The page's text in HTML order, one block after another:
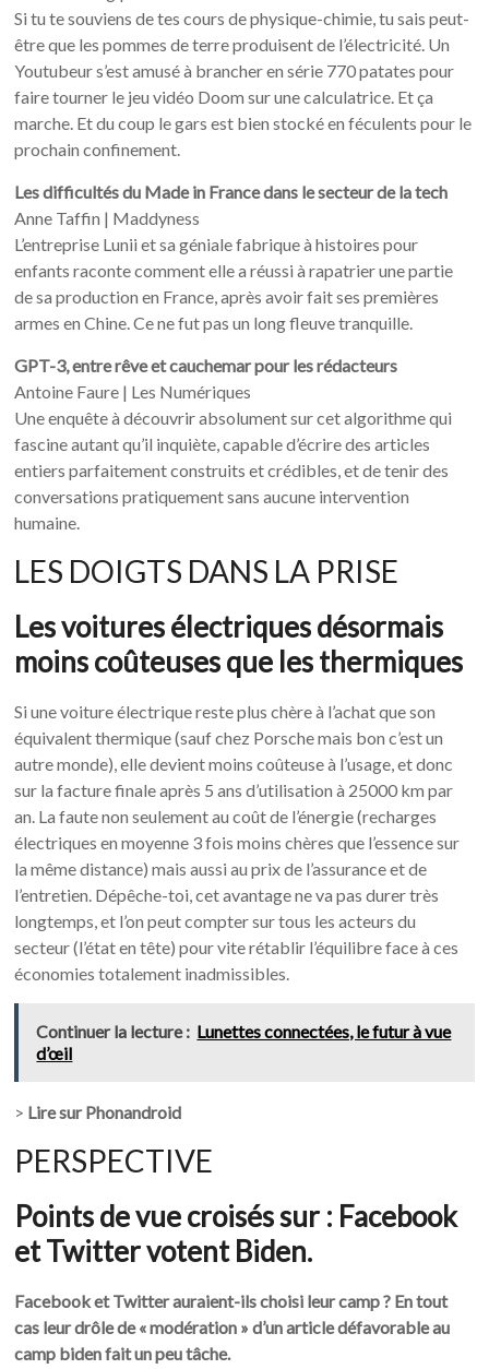
Si tu te souviens de tes cours de physique-chimie, tu sais peut-
être que les pommes de terre produisent de l’électricité. Un
Youtubeur s’est amusé à brancher en série 770 patates pour
faire tourner le jeu vidéo Doom sur une calculatrice. Et ça
marche. Et du coup le gars est bien stocké en féculents pour le
prochain confinement.
Les difficultés du Made in France dans le secteur de la tech
Anne Taffin | Maddyness
L’entreprise Lunii et sa géniale fabrique à histoires pour
enfants raconte comment elle a réussi à rapatrier une partie
de sa production en France, après avoir fait ses premières
armes en Chine. Ce ne fut pas un long fleuve tranquille.
GPT-3, entre rêve et cauchemar pour les rédacteurs
Antoine Faure | Les Numériques
Une enquête à découvrir absolument sur cet algorithme qui
fascine autant qu’il inquiète, capable d’écrire des articles
entiers parfaitement construits et crédibles, et de tenir des
conversations pratiquement sans aucune intervention
humaine.
LES DOIGTS DANS LA PRISE
Les voitures électriques désormais
moins coûteuses que les thermiques
Si une voiture électrique reste plus chère à l’achat que son
équivalent thermique (sauf chez Porsche mais bon c’est un
autre monde), elle devient moins coûteuse à l’usage, et donc
sur la facture finale après 5 ans d’utilisation à 25000 km par
an. La faute non seulement au coût de l’énergie (recharges
électriques en moyenne 3 fois moins chères que l’essence sur
la même distance) mais aussi au prix de l’assurance et de
l’entretien. Dépêche-toi, cet avantage ne va pas durer très
longtemps, et l’on peut compter sur tous les acteurs du
secteur (l’état en tête) pour vite rétablir l’équilibre face à ces
économies totalement inadmissibles.
Continuer la lecture : Lunettes connectées, le futur à vue
d’œil
> Lire sur Phonandroid
PERSPECTIVE
Points de vue croisés sur : Facebook
et Twitter votent Biden.
Facebook et Twitter auraient-ils choisi leur camp ? En tout
cas leur drôle de « modération » d’un article défavorable au
camp biden fait un peu tâche.